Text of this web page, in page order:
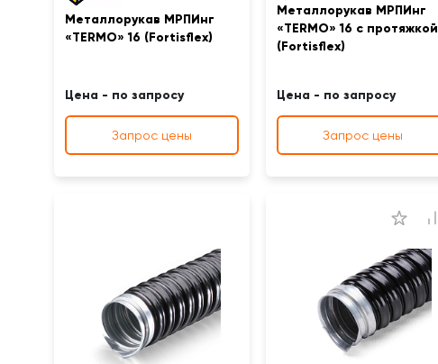
Металлорукав МРПИнг
«TERMO» 16 (Fortisflex)
Цена - по запросу
Запрос цены
Металлорукав МРПИнг
«TERMO» 16 с протяжкой
(Fortisflex)
Цена - по запросу
Запрос цены